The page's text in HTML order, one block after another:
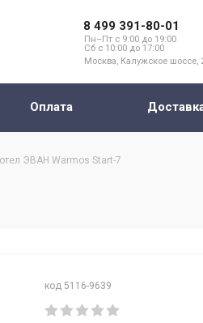
8 499 391-80-01
Пн–Пт с 9:00 до 19:00
Сб с 10:00 до 17:00
Москва, Калужское шоссе,
Оплата
ЭВАН Warmos Start-7
код 5116-9639